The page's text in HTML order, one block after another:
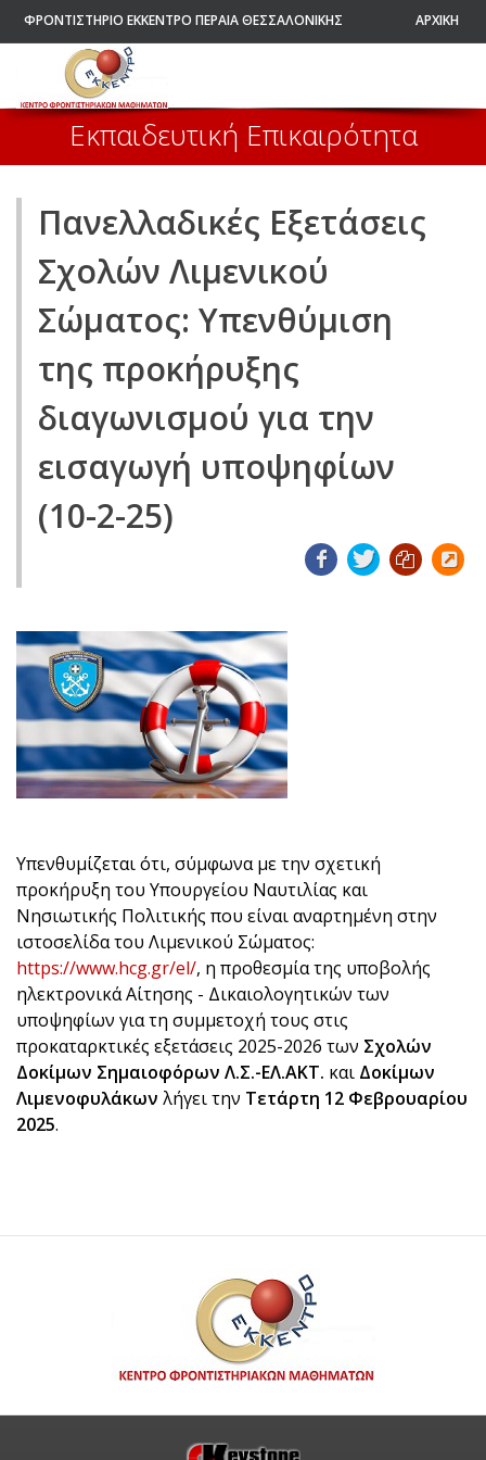
ΦΡΟΝΤΙΣΤΗΡΙΟ ΕΚΚΕΝΤΡΟ ΠΕΡΑΙΑ ΘΕΣΣΑΛΟΝΙΚΗΣ ΑΡΧΙΚΗ
Εκπαιδευτική Επικαιρότητα
Πανελλαδικές Εξετάσεις
Σχολών Λιμενικού
Σώματος: Υπενθύμιση
της προκήρυξης
διαγωνισμού για την
εισαγωγή υποψηφίων
(10-2-25)
Υπενθυμίζεται ότι, σύμφωνα με την σχετική
προκήρυξη του Υπουργείου Ναυτιλίας και
Νησιωτικής Πολιτικής που είναι αναρτημένη στην
ιστοσελίδα του Λιμενικού Σώματος:
https://www.hcg.gr/el/, η προθεσμία της υποβολής
ηλεκτρονικά Αίτησης - Δικαιολογητικών των
υποψηφίων για τη συμμετοχή τους στις
προκαταρκτικές εξετάσεις 2025-2026 των Σχολών
Δοκίμων Σημαιοφόρων Λ.Σ.-ΕΛ.ΑΚΤ. και Δοκίμων
Λιμενοφυλάκων λήγει την Τετάρτη 12 Φεβρουαρίου
2025.